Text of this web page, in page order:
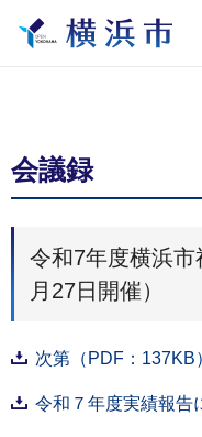
会議録
令和7年度横浜
月27日開催）
次第（PDF：137KB
令和７年度実績報告